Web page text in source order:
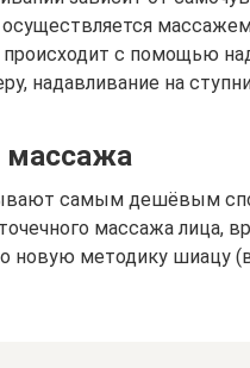
осуществляется
происходит с помощью
надавливание на
массажа
самым дешёвым
массажа лица,
новую методику шиацу